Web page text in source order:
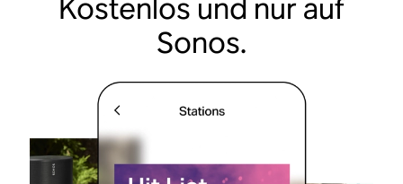
Kostenlos und nur auf
Sonos.